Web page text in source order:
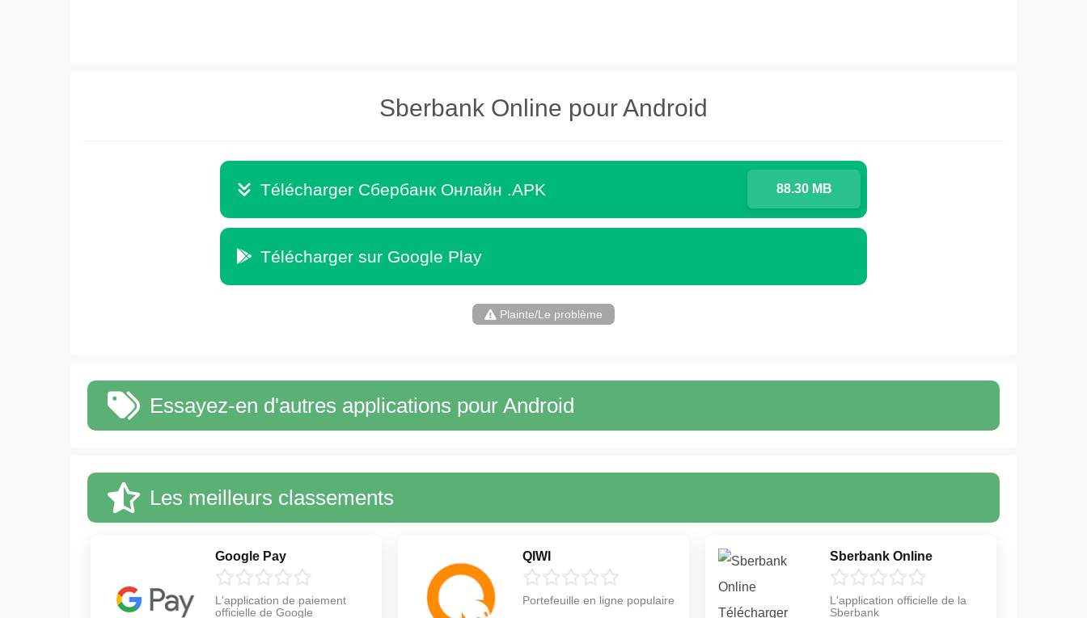
Sberbank Online pour Android
Télécharger Сбербанк Онлайн .APK 88.30 MB
Télécharger sur Google Play
Plainte/Le problème
Essayez-en d'autres applications pour Android
Les meilleurs classements
Google Pay
L'application de paiement
officielle de Google
QIWI
Portefeuille en ligne populaire
Sberbank Online
L'application officielle de la
Sberbank